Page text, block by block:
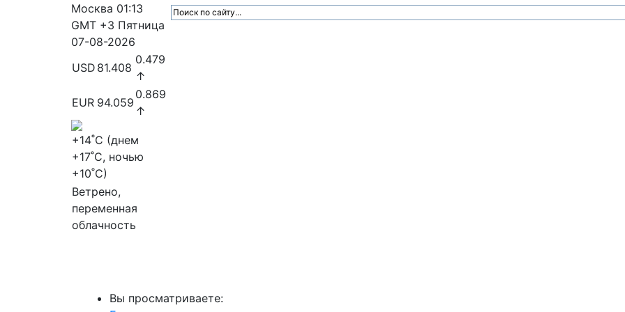
Москва 01:13
GMT +3 Пятница
07-08-2026
USD 81.408
0.479
↑
EUR 94.059
0.869
↑
+14˚C (днем
+17˚C, ночью
+10˚C)
Ветрено,
переменная
облачность
Вы просматриваете: